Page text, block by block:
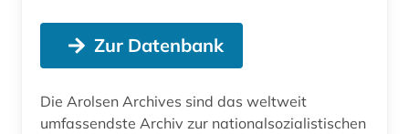
Zur Datenbank
Die Arolsen Archives sind das weltweit
umfassendste Archiv zur nationalsozialistischen